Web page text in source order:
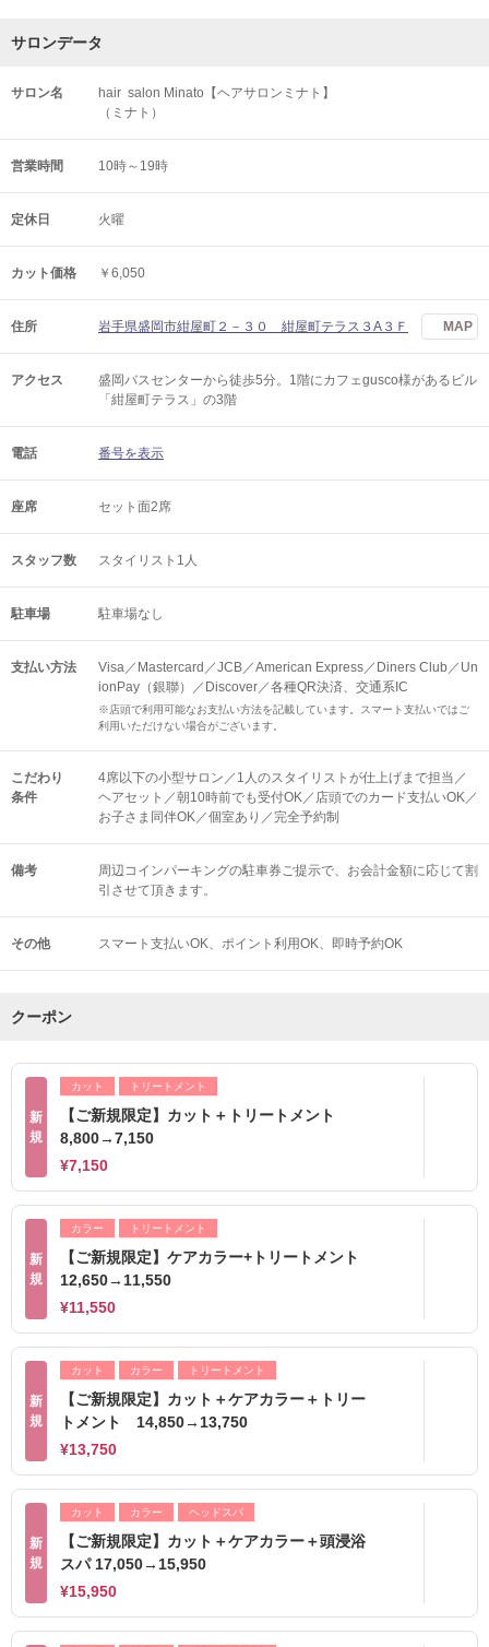
サロンデータ
サロン名
hair salon Minato【ヘアサロンミナト】
（ミナト）
営業時間 10時～19時
定休日 火曜
カット価格 ￥6,050
住所 岩手県盛岡市紺屋町２－３０ 紺屋町テラス３A３Ｆ MAP
アクセス
盛岡バスセンターから徒歩5分。1階にカフェgusco様があるビル
「紺屋町テラス」の3階
電話 番号を表示
座席 セット面2席
スタッフ数 スタイリスト1人
駐車場 駐車場なし
支払い方法
Visa／Mastercard／JCB／American Express／Diners Club／Un
ionPay（銀聯）／Discover／各種QR決済、交通系IC
※店頭で利用可能なお支払い方法を記載しています。スマート支払いではご
利用いただけない場合がございます。
こだわり
条件
4席以下の小型サロン／1人のスタイリストが仕上げまで担当／
ヘアセット／朝10時前でも受付OK／店頭でのカード支払いOK／
お子さま同伴OK／個室あり／完全予約制
備考
周辺コインパーキングの駐車券ご提示で、お会計金額に応じて割
引させて頂きます。
その他 スマート支払いOK ポイント利用OK 即時予約OK
クーポン
新
規
カット トリートメント
【ご新規限定】カット＋トリートメント
8,800→7,150
¥7,150
新
規
カラー トリートメント
【ご新規限定】ケアカラー+トリートメント
12,650→11,550
¥11,550
新
規
カット カラー トリートメント
【ご新規限定】カット＋ケアカラー＋トリー
トメント 14,850→13,750
¥13,750
新
規
カット カラー ヘッドスパ
【ご新規限定】カット＋ケアカラー＋頭浸浴
スパ 17,050→15,950
¥15,950